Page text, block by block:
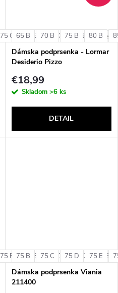
75 C 80 B 80 C 85 B +
65 B 70 B 75 B 80 B
Dámska podprsenka - Lormar
Desiderio Pizzo
€18,99
Skladom >6 ks
DETAIL
75 F 80 B 80 C 80 D 80 E
75 B 75 C 75 D 75 E
Dámska podprsenka Viania
211400